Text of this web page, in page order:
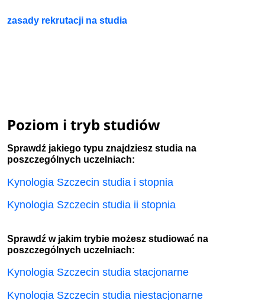
zasady rekrutacji na studia
Poziom i tryb studiów
Sprawdź jakiego typu znajdziesz studia na
poszczególnych uczelniach:
Kynologia Szczecin studia i stopnia
Kynologia Szczecin studia ii stopnia
Sprawdź w jakim trybie możesz studiować na
poszczególnych uczelniach:
Kynologia Szczecin studia stacjonarne
Kynologia Szczecin studia niestacjonarne